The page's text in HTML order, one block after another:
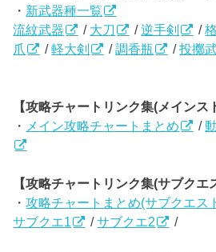
・ 新武器種一覧
流紋武器
/ 大刀 /逆手剣 /
爪
/軽大剣 /調香瓶 /投擲
【攻略チャートリンク集(メインス
・ メイン攻略チャートまとめ /
【攻略チャートリンク集(サブクエ
・攻略チャートまとめ(サブクエス
サブクエ1
/サブクエ2 /